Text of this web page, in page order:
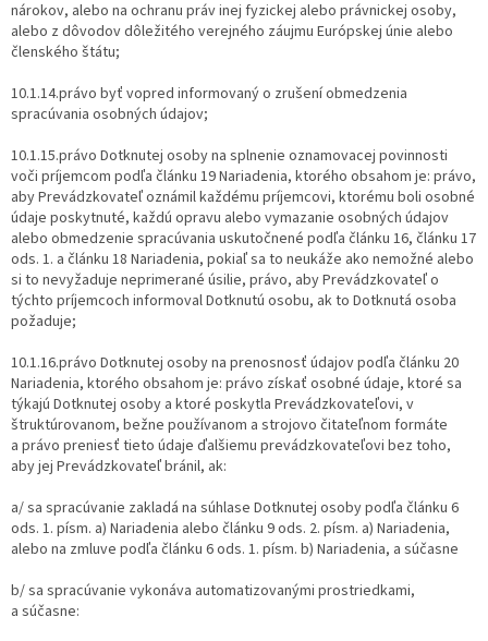
nárokov, alebo na ochranu práv inej fyzickej alebo právnickej osoby,
alebo z dôvodov dôležitého verejného záujmu Európskej únie alebo
členského štátu;
10.1.14.právo byť vopred informovaný o zrušení obmedzenia
spracúvania osobných údajov;
10.1.15.právo Dotknutej osoby na splnenie oznamovacej povinnosti
voči príjemcom podľa článku 19 Nariadenia, ktorého obsahom je: právo,
aby Prevádzkovateľ oznámil každému príjemcovi, ktorému boli osobné
údaje poskytnuté, každú opravu alebo vymazanie osobných údajov
alebo obmedzenie spracúvania uskutočnené podľa článku 16, článku 17
ods. 1. a článku 18 Nariadenia, pokiaľ sa to neukáže ako nemožné alebo
si to nevyžaduje neprimerané úsilie, právo, aby Prevádzkovateľ o
týchto príjemcoch informoval Dotknutú osobu, ak to Dotknutá osoba
požaduje;
10.1.16.právo Dotknutej osoby na prenosnosť údajov podľa článku 20
Nariadenia, ktorého obsahom je: právo získať osobné údaje, ktoré sa
týkajú Dotknutej osoby a ktoré poskytla Prevádzkovateľovi, v
štruktúrovanom, bežne používanom a strojovo čitateľnom formáte
a právo preniesť tieto údaje ďalšiemu prevádzkovateľovi bez toho,
aby jej Prevádzkovateľ bránil, ak:
a/ sa spracúvanie zakladá na súhlase Dotknutej osoby podľa článku 6
ods. 1. písm. a) Nariadenia alebo článku 9 ods. 2. písm. a) Nariadenia,
alebo na zmluve podľa článku 6 ods. 1. písm. b) Nariadenia, a súčasne
b/ sa spracúvanie vykonáva automatizovanými prostriedkami,
a súčasne: